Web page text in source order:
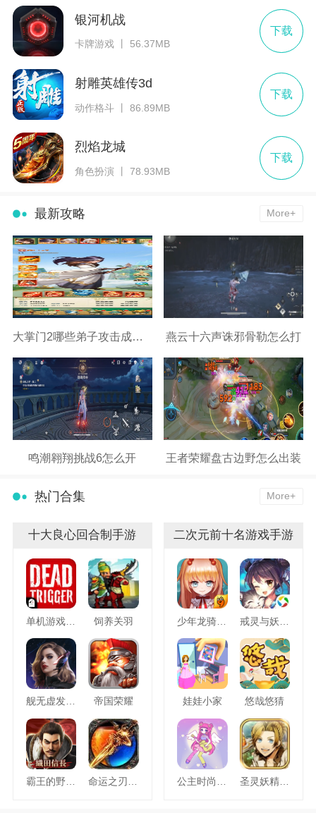
银河机战
卡牌游戏 丨 56.37MB
下载
射雕英雄传3d
动作格斗 丨 86.89MB
下载
烈焰龙城
角色扮演 丨 78.93MB
下载
最新攻略 More+
大掌门2哪些弟子攻击成长高 燕云十六声诛邪骨勒怎么打
鸣潮翱翔挑战6怎么开 王者荣耀盘古边野怎么出装
热门合集 More+
十大良心回合制手游
单机游戏死亡扳机 饲养关羽
舰无虚发暗星 帝国荣耀
二次元前十名游戏手游
娃娃小家 悠哉悠猜
圣灵妖精中文版